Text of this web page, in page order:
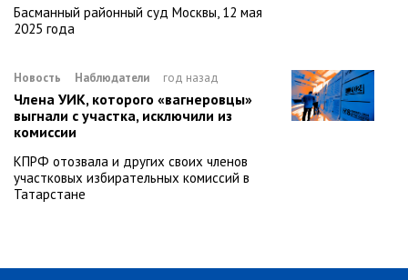
Басманный районный суд Москвы, 12 мая
2025 года
Новость Наблюдатели год назад
Члена УИК, которого «вагнеровцы»
выгнали с участка, исключили из
комиссии
КПРФ отозвала и других своих членов
участковых избирательных комиссий в
Татарстане